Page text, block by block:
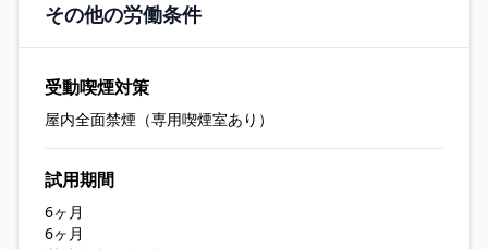
その他の労働条件
受動喫煙対策
屋内全面禁煙（専用喫煙室あり）
試用期間
6ヶ月
6ヶ月